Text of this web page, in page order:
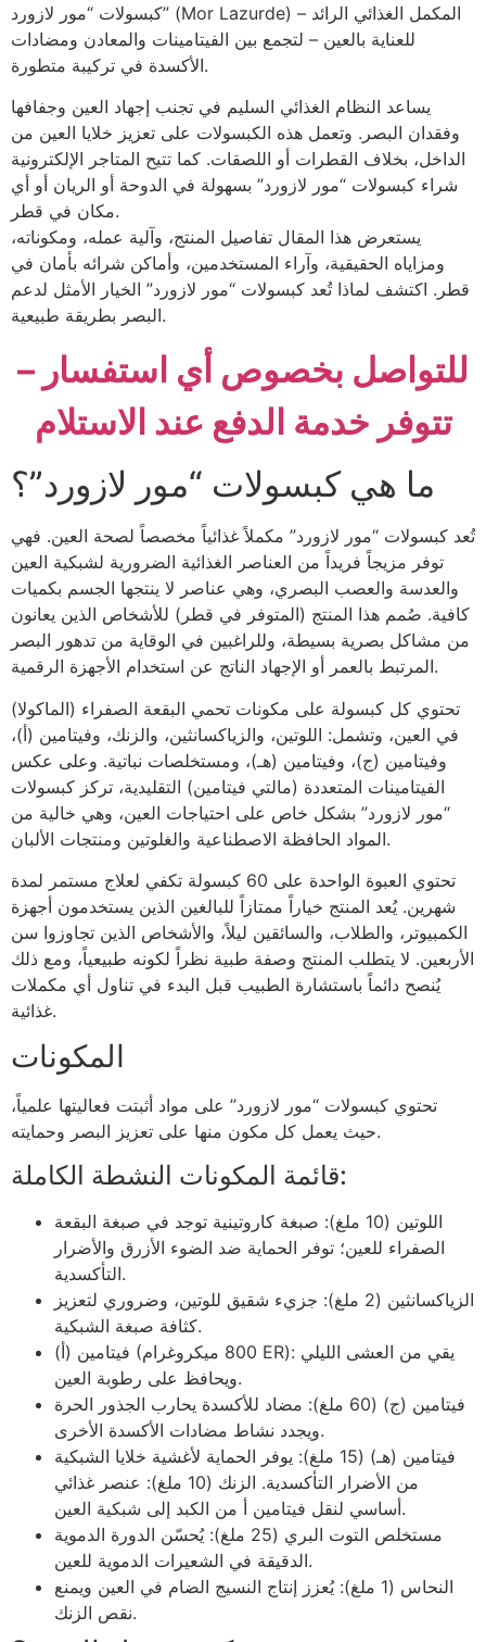
كبسولات “مور لازورد” (Mor Lazurde) – المكمل الغذائي الرائد
للعناية بالعين – لتجمع بين الفيتامينات والمعادن ومضادات
الأكسدة في تركيبة متطورة.
يساعد النظام الغذائي السليم في تجنب إجهاد العين وجفافها
وفقدان البصر. وتعمل هذه الكبسولات على تعزيز خلايا العين من
الداخل، بخلاف القطرات أو اللصقات. كما تتيح المتاجر الإلكترونية
شراء كبسولات “مور لازورد” بسهولة في الدوحة أو الريان أو أي
مكان في قطر.
يستعرض هذا المقال تفاصيل المنتج، وآلية عمله، ومكوناته،
ومزاياه الحقيقية، وآراء المستخدمين، وأماكن شرائه بأمان في
قطر. اكتشف لماذا تُعد كبسولات “مور لازورد” الخيار الأمثل لدعم
البصر بطريقة طبيعية.
للتواصل بخصوص أي استفسار –
تتوفر خدمة الدفع عند الاستلام
ما هي كبسولات “مور لازورد”؟
تُعد كبسولات “مور لازورد” مكملاً غذائياً مخصصاً لصحة العين. فهي
توفر مزيجاً فريداً من العناصر الغذائية الضرورية لشبكية العين
والعدسة والعصب البصري، وهي عناصر لا ينتجها الجسم بكميات
كافية. صُمم هذا المنتج (المتوفر في قطر) للأشخاص الذين يعانون
من مشاكل بصرية بسيطة، وللراغبين في الوقاية من تدهور البصر
المرتبط بالعمر أو الإجهاد الناتج عن استخدام الأجهزة الرقمية.
تحتوي كل كبسولة على مكونات تحمي البقعة الصفراء (الماكولا)
في العين، وتشمل: اللوتين، والزياكسانثين، والزنك، وفيتامين (أ)،
وفيتامين (ج)، وفيتامين (هـ)، ومستخلصات نباتية. وعلى عكس
الفيتامينات المتعددة (مالتي فيتامين) التقليدية، تركز كبسولات
“مور لازورد” بشكل خاص على احتياجات العين، وهي خالية من
المواد الحافظة الاصطناعية والغلوتين ومنتجات الألبان.
تحتوي العبوة الواحدة على 60 كبسولة تكفي لعلاج مستمر لمدة
شهرين. يُعد المنتج خياراً ممتازاً للبالغين الذين يستخدمون أجهزة
الكمبيوتر، والطلاب، والسائقين ليلاً، والأشخاص الذين تجاوزوا سن
الأربعين. لا يتطلب المنتج وصفة طبية نظراً لكونه طبيعياً، ومع ذلك
يُنصح دائماً باستشارة الطبيب قبل البدء في تناول أي مكملات
غذائية.
المكونات
تحتوي كبسولات “مور لازورد” على مواد أثبتت فعاليتها علمياً،
حيث يعمل كل مكون منها على تعزيز البصر وحمايته.
قائمة المكونات النشطة الكاملة:
اللوتين (10 ملغ): صبغة كاروتينية توجد في صبغة البقعة
الصفراء للعين؛ توفر الحماية ضد الضوء الأزرق والأضرار
التأكسدية.
الزياكسانثين (2 ملغ): جزيء شقيق للوتين، وضروري لتعزيز
كثافة صبغة الشبكية.
فيتامين (أ) (800 ميكروغرام ER): يقي من العشى الليلي
ويحافظ على رطوبة العين.
فيتامين (ج) (60 ملغ): مضاد للأكسدة يحارب الجذور الحرة
ويجدد نشاط مضادات الأكسدة الأخرى.
فيتامين (هـ) (15 ملغ): يوفر الحماية لأغشية خلايا الشبكية
من الأضرار التأكسدية. الزنك (10 ملغ): عنصر غذائي
أساسي لنقل فيتامين أ من الكبد إلى شبكية العين.
مستخلص التوت البري (25 ملغ): يُحسّن الدورة الدموية
الدقيقة في الشعيرات الدموية للعين.
النحاس (1 ملغ): يُعزز إنتاج النسيج الضام في العين ويمنع
نقص الزنك.